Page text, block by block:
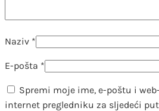
Naziv *
E-pošta *
Spremi moje ime, e-poštu i
internet pregledniku za sljedeći